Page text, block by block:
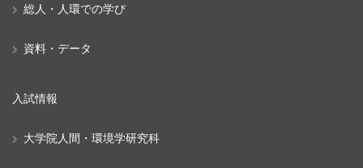
総人・人環での学び
資料・データ
入試情報
大学院人間・環境学研究科